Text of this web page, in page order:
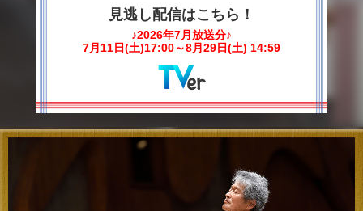
見逃し配信はこちら！
♪2026年7月放送分♪
7月11日(土)17:00～8月29日(土) 14:59